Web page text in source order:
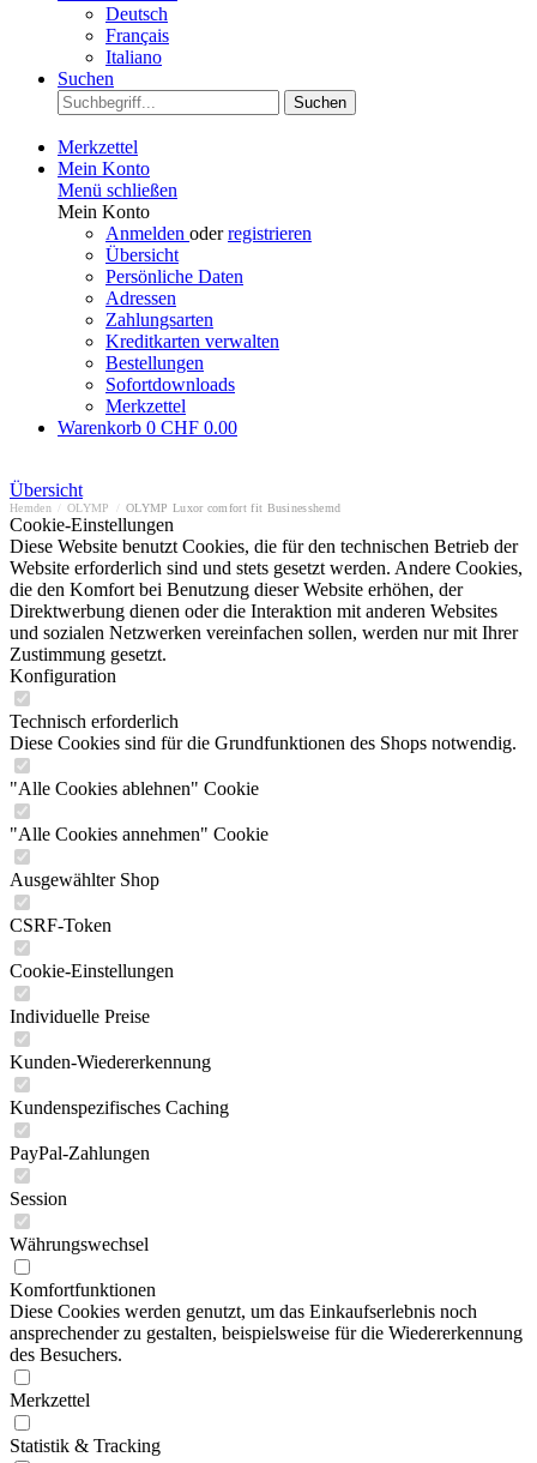
Deutsch
Français
Italiano
Suchen
Suchen
Merkzettel
Mein Konto
Menü schließen
Mein Konto
Anmelden oderregistrieren
Übersicht
Persönliche Daten
Adressen
Zahlungsarten
Kreditkarten verwalten
Bestellungen
Sofortdownloads
Merkzettel
Warenkorb 0 CHF 0.00
Übersicht
Hemden OLYMP OLYMP Luxor comfort fit Businesshemd
Cookie-Einstellungen
Diese Website benutzt Cookies, die für den technischen Betrieb der
Website erforderlich sind und stets gesetzt werden. Andere Cookies,
die den Komfort bei Benutzung dieser Website erhöhen, der
Direktwerbung dienen oder die Interaktion mit anderen Websites
und sozialen Netzwerken vereinfachen sollen, werden nur mit Ihrer
Zustimmung gesetzt.
Konfiguration
Technisch erforderlich
Diese Cookies sind für die Grundfunktionen des Shops notwendig.
"Alle Cookies ablehnen" Cookie
"Alle Cookies annehmen" Cookie
Ausgewählter Shop
CSRF-Token
Cookie-Einstellungen
Individuelle Preise
Kunden-Wiedererkennung
Kundenspezifisches Caching
PayPal-Zahlungen
Session
Währungswechsel
Komfortfunktionen
Diese Cookies werden genutzt, um das Einkaufserlebnis noch
ansprechender zu gestalten, beispielsweise für die Wiedererkennung
des Besuchers.
Merkzettel
Statistik & Tracking